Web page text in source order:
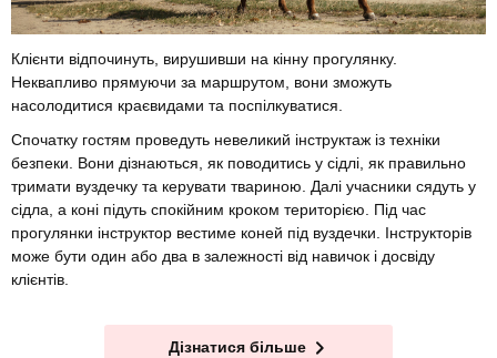
Клієнти відпочинуть, вирушивши на кінну прогулянку.
Неквапливо прямуючи за маршрутом, вони зможуть
насолодитися краєвидами та поспілкуватися.
Спочатку гостям проведуть невеликий інструктаж із техніки
безпеки. Вони дізнаються, як поводитись у сідлі, як правильно
тримати вуздечку та керувати твариною. Далі учасники сядуть у
сідла, а коні підуть спокійним кроком територією. Під час
прогулянки інструктор вестиме коней під вуздечки. Інструкторів
може бути один або два в залежності від навичок і досвіду
клієнтів.
Дізнатися більше